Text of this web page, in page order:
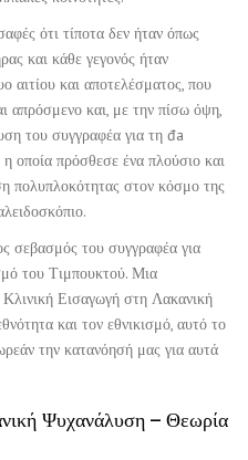
ότι τίποτα δεν ήταν όπως
και κάθε γεγονός ήταν
αιτίου και αποτελέσματος, που
απρόσμενο και, με την πίσω όψη,
του συγγραφέα για τη đa
οποία πρόσθεσε ένα πλούσιο και
πολυπλοκότητας στον κόσμο της
σεβασμός του συγγραφέα για
του Τιμπουκτού. Μια
Εισαγωγή στη Λακανική
και τον εθνικισμό, αυτό το
την κατανόησή μας για αυτά
Ψυχανάλυση – Θεωρία